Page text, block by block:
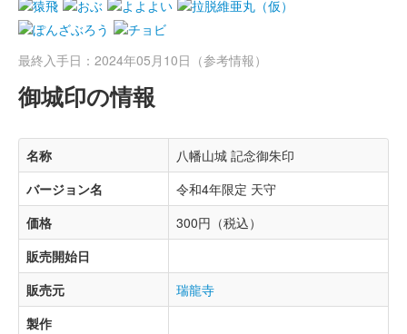
最終入手日：2024年05月10日（参考情報）
御城印の情報
名称
八幡山城 記念御朱印
バージョン名
令和4年限定 天守
価格
300円（税込）
販売開始日
販売元
瑞龍寺
製作